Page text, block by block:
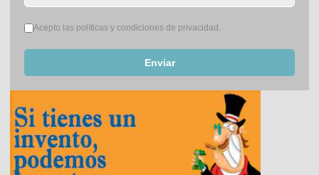
Términos del servicio*
Acepto las políticas y condiciones de privacidad.
Enviar